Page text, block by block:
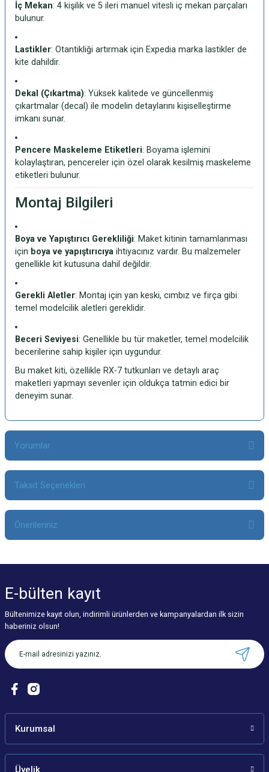
İç Mekan: 4 kişilik ve 5 ileri manuel vitesli iç mekan parçaları
bulunur.
Lastikler: Otantikliği artırmak için Expedia marka lastikler de
kite dahildir.
Dekal (Çıkartma): Yüksek kalitede ve güncellenmiş
çıkartmalar (decal) ile modelin detaylarını kişiselleştirme
imkanı sunar.
Pencere Maskeleme Etiketleri: Boyama işlemini
kolaylaştıran, pencereler için özel olarak kesilmiş maskeleme
etiketleri bulunur.
Montaj Bilgileri
Boya ve Yapıştırıcı Gerekliliği: Maket kitinin tamamlanması
için boya ve yapıştırıcıya ihtiyacınız vardır. Bu malzemeler
genellikle kit kutusuna dahil değildir.
Gerekli Aletler: Montaj için yan keski, cımbız ve fırça gibi
temel modelcilik aletleri gereklidir.
Beceri Seviyesi: Genellikle bu tür maketler, temel modelcilik
becerilerine sahip kişiler için uygundur.
Bu maket kiti, özellikle RX-7 tutkunları ve detaylı araç
maketleri yapmayı sevenler için oldukça tatmin edici bir
deneyim sunar.
Yorumlar
Bu ürüne ilk yorumu siz yapın!
Taksit Seçenekleri
Önerileriniz
Görüş ve önerileriniz için teşekkür ederiz.
Ürün resmi kalitesiz, bozuk veya görüntülenemiyor.
Ürün açıklamasında eksik bilgiler bulunuyor.
Ürün bilgilerinde hatalar bulunuyor.
Bu ürüne benzer farklı alternatifler olmalı.
E-bülten kayıt
Bültenimize kayıt olun, indirimli ürünlerden ve kampanyalardan ilk sizin
haberiniz olsun!
Kurumsal
Üyelik